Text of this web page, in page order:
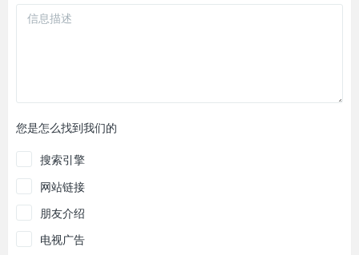
您是怎么找到我们的
搜索引擎
网站链接
朋友介绍
电视广告